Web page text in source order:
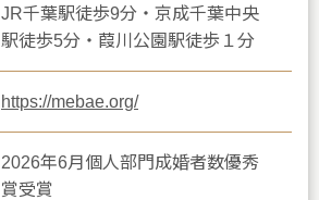
JR千葉駅徒歩9分・京成千葉中央
駅徒歩5分・葭川公園駅徒歩１分
https://mebae.org/
2026年6月個人部門成婚者数優秀
賞受賞